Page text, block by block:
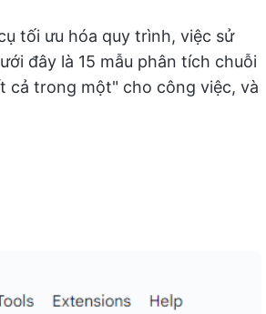
tối ưu hóa quy trình, việc sử
đây là 15 mẫu phân tích chuỗi
cả trong một" cho công việc, và